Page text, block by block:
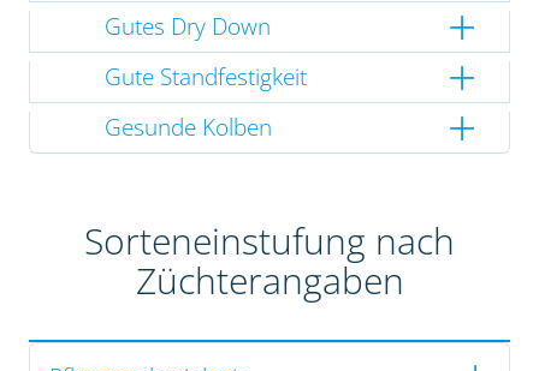
Gutes Dry Down
Gute Standfestigkeit
Gesunde Kolben
Sorteneinstufung nach
Züchterangaben